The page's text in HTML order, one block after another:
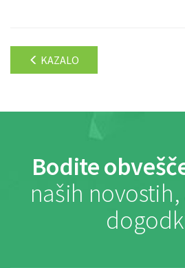
KAZALO
Bodite
naših